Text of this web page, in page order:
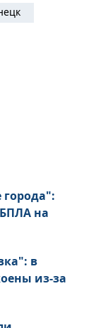
города":
на
в
из-за